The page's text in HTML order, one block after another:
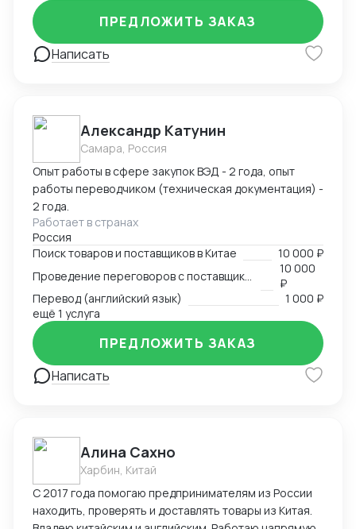
Написать
ПРЕДЛОЖИТЬ ЗАКАЗ
Александр Катунин
Самара, Россия
Опыт работы в сфере закупок ВЭД - 2 года, опыт
работы переводчиком (техническая документация) -
2 года.
Работает в странах
Россия
Поиск товаров и поставщиков в Китае
10 000 ₽
10 000
₽
Перевод (английский язык)
1 000 ₽
ещё 1 услуга
Написать
ПРЕДЛОЖИТЬ ЗАКАЗ
Алина Сахно
Харбин, Китай
С 2017 года помогаю предпринимателям из России
находить, проверять и доставлять товары из Китая.